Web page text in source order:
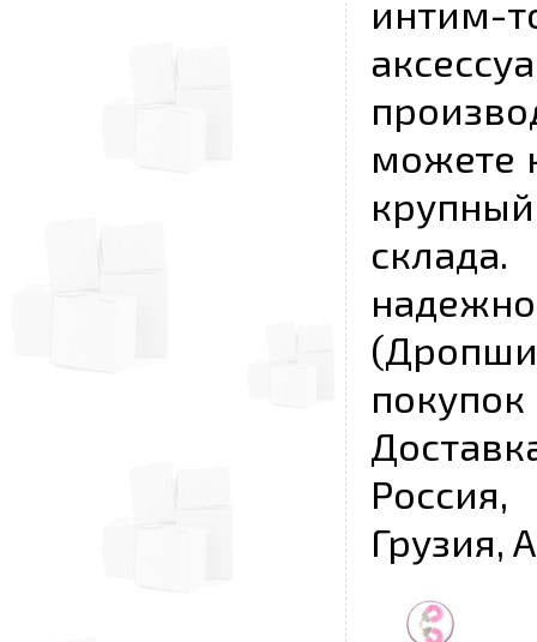
можете
Грузия,